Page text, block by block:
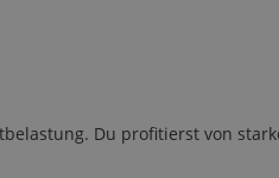
Du profitierst von